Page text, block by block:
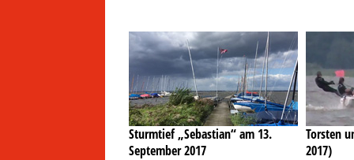
Sturmtief „Sebastian“ am 13.
September 2017
Torsten
2017)